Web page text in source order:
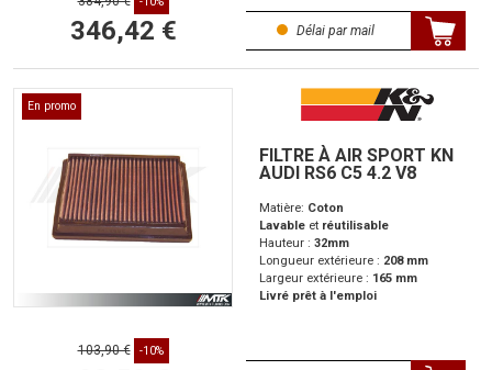
346,42 € Délai par mail
En promo
FILTRE À AIR SPORT KN
AUDI RS6 C5 4.2 V8
Matière: Coton
Lavable et réutilisable
Hauteur : 32mm
Longueur extérieure : 208 mm
Largeur extérieure : 165 mm
Livré prêt à l'emploi
103,90 € -10%